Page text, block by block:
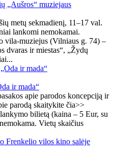
„Aušros“ muziejaus
metų sekmadienį, 11–17 val.
lankomi nemokamai.
vila-muziejus (Vilniaus g. 74) –
dvaras ir miestas“, „Žydų
ir mada“
apie parodos koncepciją ir
parodą skaitykite čia>>
bilietą (kaina – 5 Eur, su
Vietų skaičius